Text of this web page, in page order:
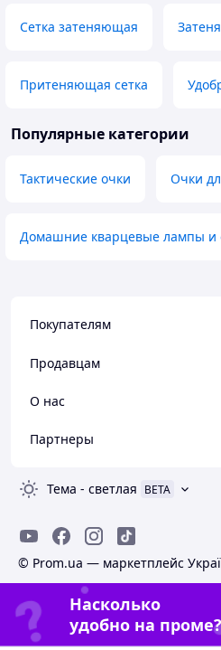
Сетка затеняющая
Притеняющая сетка
Популярные категории
Тактические очки Очки
Домашние кварцевые лампы и
Покупателям
Продавцам
О нас
Партнеры
Тема - светлая BETA
© Prom.ua — маркетплейс
Насколько
удобно на проме?